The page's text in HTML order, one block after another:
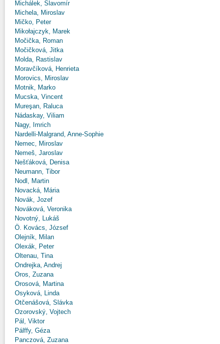
Michálek, Slavomír
Michela, Miroslav
Mičko, Peter
Mikołajczyk, Marek
Močička, Roman
Močičková, Jitka
Molda, Rastislav
Moravčíková, Henrieta
Morovics, Miroslav
Motnik, Marko
Mucska, Vincent
Mureşan, Raluca
Nádaskay, Viliam
Nagy, Imrich
Nardelli-Malgrand, Anne-Sophie
Nemec, Miroslav
Nemeš, Jaroslav
Nešťáková, Denisa
Neumann, Tibor
Nodl, Martin
Novacká, Mária
Novák, Jozef
Nováková, Veronika
Novotný, Lukáš
Ö. Kovács, József
Olejník, Milan
Olexák, Peter
Oltenau, Tina
Ondrejka, Andrej
Oros, Zuzana
Orosová, Martina
Osyková, Linda
Otčenášová, Slávka
Ozorovský, Vojtech
Pál, Viktor
Pálffy, Géza
Panczová, Zuzana